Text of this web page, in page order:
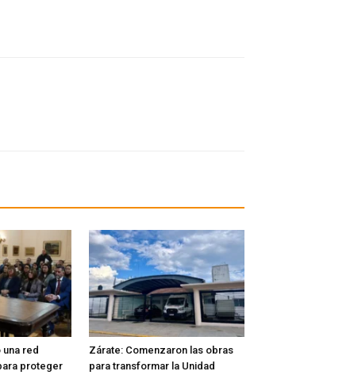
red
proteger
Zárate: Comenzaron las obras
para transformar la Unidad